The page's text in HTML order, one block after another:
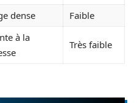
dense Faible
à la
Très faible